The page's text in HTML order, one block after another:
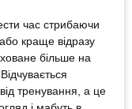
час стрибаючи
краще відразу
більше на
тренування, а це